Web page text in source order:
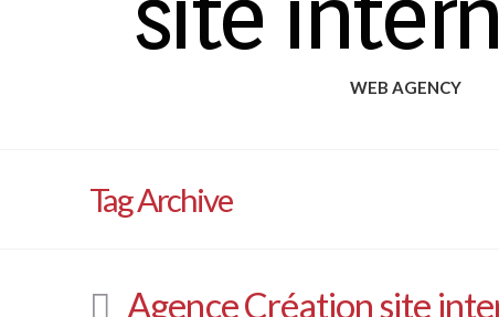
WEB AGENCY
Tag Archive
Agence Création site